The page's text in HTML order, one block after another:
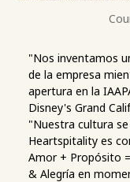
"Nos inventamos
de la empresa
apertura en la
Disney's Grand
"Nuestra cultura
Heartspitality es
Amor + Propósito
& Alegría en